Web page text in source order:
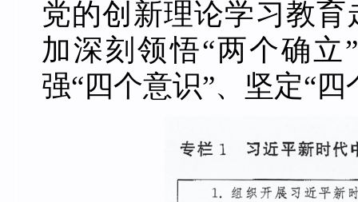
党的创新理论学习教
加深刻领悟“两个确
强“四个意识”、坚定“